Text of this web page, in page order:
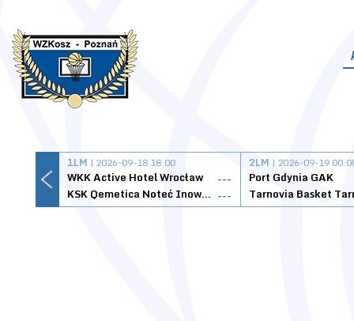
1LM | 2026-09-18 18:00
WKK Active Hotel Wrocław
---
KSK Qemetica Noteć Inowrocław ---
2LM | 2026-09-19
Port Gdynia GAK